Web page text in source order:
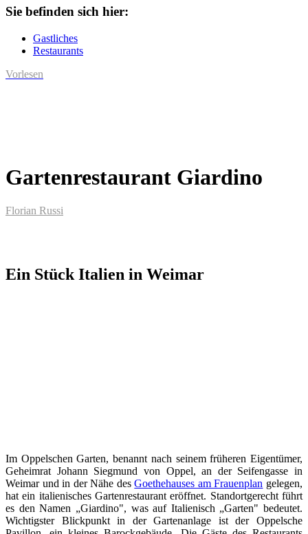
Sie befinden sich hier:
Gastliches
Restaurants
Vorlesen
Gartenrestaurant Giardino
Florian Russi
Ein Stück Italien in Weimar
Im Oppelschen Garten, benannt nach seinem früheren Eigentümer,
Geheimrat Johann Siegmund von Oppel, an der Seifengasse in
Weimar und in der Nähe desGoethehauses am Frauenplan gelegen,
hat ein italienisches Gartenrestaurant eröffnet. Standortgerecht führt
es den Namen „Giardino", was auf Italienisch „Garten" bedeutet.
Wichtigster Blickpunkt in der Gartenanlage ist der Oppelsche